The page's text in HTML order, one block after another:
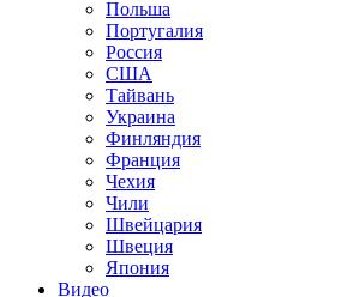
Польша
Португалия
Россия
США
Тайвань
Украина
Финляндия
Франция
Чехия
Чили
Швейцария
Швеция
Япония
Видео